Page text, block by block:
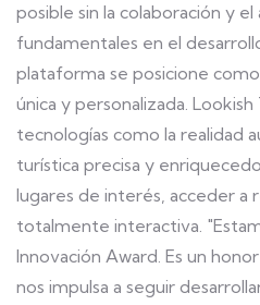
posible sin la colaboración y
fundamentales en el
plataforma se posicione
única y personalizada.
tecnologías como la realidad
turística precisa y
lugares de interés, acceder a
totalmente interactiva.
Innovación Award. Es un
nos impulsa a seguir